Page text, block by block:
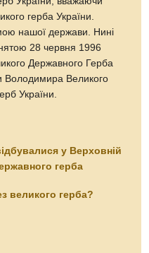
герба України.
нашої держави. Нині
28 червня 1996
Державного Герба
Володимира Великого
України.
у Верховній
герба
великого герба?